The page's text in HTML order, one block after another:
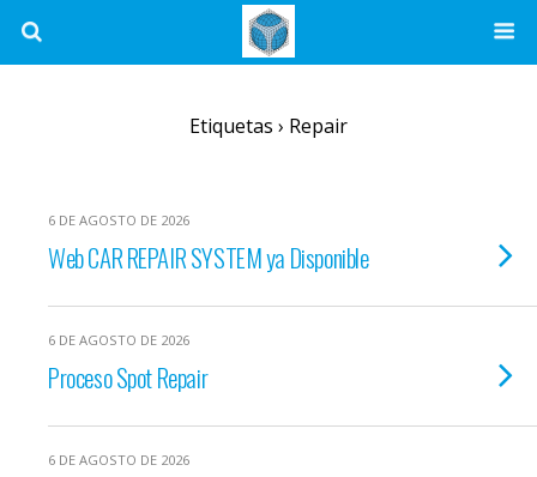
Etiquetas › Repair
6 DE AGOSTO DE 2026
Web CAR REPAIR SYSTEM ya Disponible
6 DE AGOSTO DE 2026
Proceso Spot Repair
6 DE AGOSTO DE 2026